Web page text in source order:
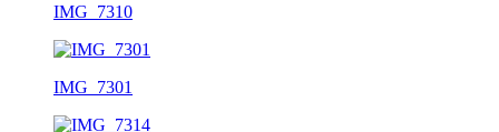
IMG_7310
IMG_7301